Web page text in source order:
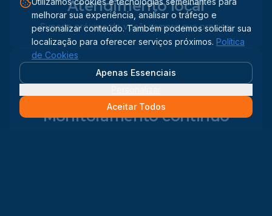
melhorar sua experiência, analisar o tráfego e
personalizar conteúdo. Também podemos solicitar sua
localização para oferecer serviços próximos. Política
de Cookies
Apenas Essenciais
Aceitar Todos
Atendimento local
Suporte próximo de você, sempre que precisar
Monitoramento contínuo